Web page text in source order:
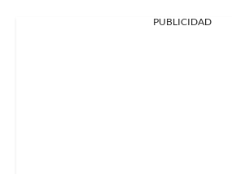
PUBLICIDAD